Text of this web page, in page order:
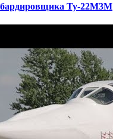
Ту-22М3М